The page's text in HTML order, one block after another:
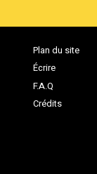
Plan du site
Écrire
F.A.Q
Crédits